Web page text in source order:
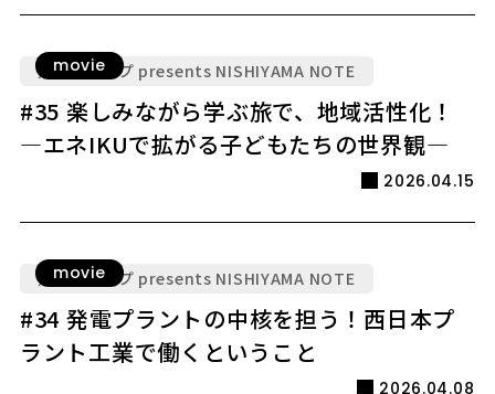
movie
九電グループ presents NISHIYAMA NOTE
#35 楽しみながら学ぶ旅で、地域活性化！
―エネIKUで拡がる子どもたちの世界観―
2026.04.15
movie
九電グループ presents NISHIYAMA NOTE
#34 発電プラントの中核を担う！西日本プ
ラント工業で働くということ
2026.04.08